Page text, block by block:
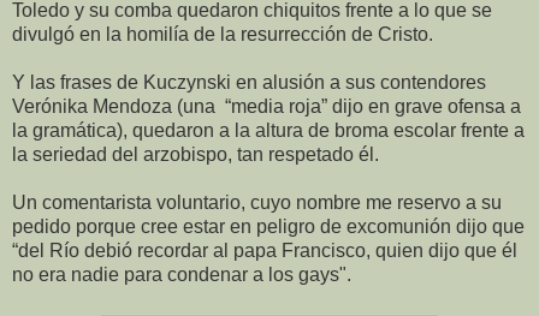
Toledo y su comba quedaron chiquitos frente a lo que se
divulgó en la homilía de la resurrección de Cristo.
Y las frases de Kuczynski en alusión a sus contendores
Verónika Mendoza (una “media roja” dijo en grave ofensa a
la gramática), quedaron a la altura de broma escolar frente a
la seriedad del arzobispo, tan respetado él.
Un comentarista voluntario, cuyo nombre me reservo a su
pedido porque cree estar en peligro de excomunión dijo que
“del Río debió recordar al papa Francisco, quien dijo que él
no era nadie para condenar a los gays".